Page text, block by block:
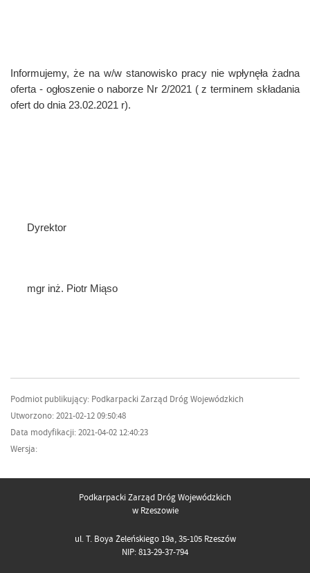
Informujemy, że na w/w stanowisko pracy nie wpłynęła żadna
oferta - ogłoszenie o naborze Nr 2/2021 ( z terminem składania
ofert do dnia 23.02.2021 r).
Dyrektor
mgr inż. Piotr Miąso
Podmiot publikujący: Podkarpacki Zarząd Dróg Wojewódzkich
Utworzono: 2021-02-12 09:50:48
Data modyfikacji: 2021-04-02 12:40:23
Wersja:
Podkarpacki Zarząd Dróg Wojewódzkich
w Rzeszowie
ul. T. Boya Żeleńskiego 19a, 35-105 Rzeszów
NIP: 813-29-37-794